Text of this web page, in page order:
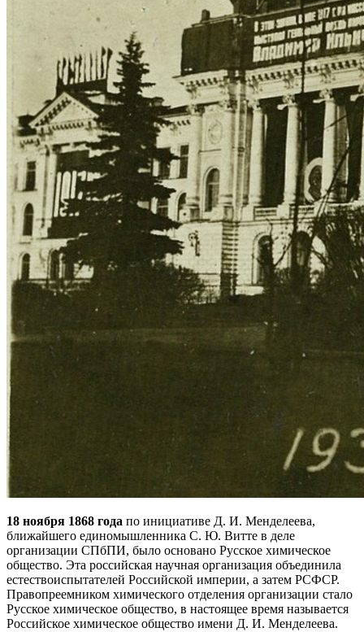
18 ноября 1868 года по инициативе Д. И. Менделеева,
ближайшего единомышленника С. Ю. Витте в деле
организации СПбПИ, было основано Русское химическое
общество. Эта российская научная организация объединила
естествоиспытателей Российской империи, а затем РСФСР.
Правопреемником химического отделения организации стало
Русское химическое общество, в настоящее время называется
Российское химическое общество имени Д. И. Менделеева.